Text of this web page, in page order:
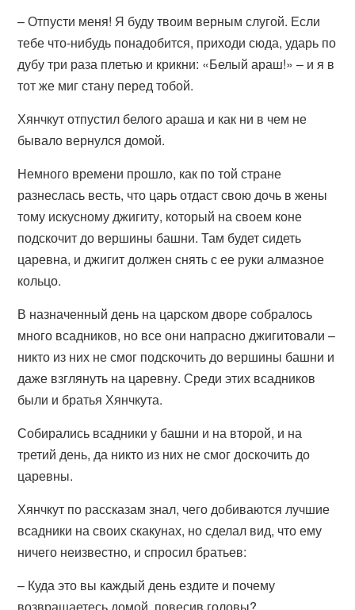
– Отпусти меня! Я буду твоим верным слугой. Если
тебе что-нибудь понадобится, приходи сюда, ударь по
дубу три раза плетью и крикни: «Белый араш!» – и я в
тот же миг стану перед тобой.
Хянчкут отпустил белого араша и как ни в чем не
бывало вернулся домой.
Немного времени прошло, как по той стране
разнеслась весть, что царь отдаст свою дочь в жены
тому искусному джигиту, который на своем коне
подскочит до вершины башни. Там будет сидеть
царевна, и джигит должен снять с ее руки алмазное
кольцо.
В назначенный день на царском дворе собралось
много всадников, но все они напрасно джигитовали –
никто из них не смог подскочить до вершины башни и
даже взглянуть на царевну. Среди этих всадников
были и братья Хянчкута.
Собирались всадники у башни и на второй, и на
третий день, да никто из них не смог доскочить до
царевны.
Хянчкут по рассказам знал, чего добиваются лучшие
всадники на своих скакунах, но сделал вид, что ему
ничего неизвестно, и спросил братьев:
– Куда это вы каждый день ездите и почему